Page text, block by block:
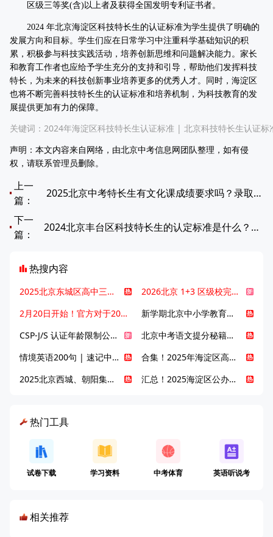
区级三等奖(含)以上者及获得全国发明专利证书者。
2024 年北京海淀区科技特长生的认证标准为学生提供了明确的
发展方向和目标。学生们应在日常学习中注重科学基础知识的积
累，积极参与科技实践活动，培养创新思维和问题解决能力。家长
和教育工作者也应给予学生充分的支持和引导，帮助他们发挥科技
特长，为未来的科技创新事业培养更多的优秀人才。同时，海淀区
也将不断完善科技特长生的认证标准和培养机制，为科技教育的发
展提供更加有力的保障。
关键词： 2024年海淀区科技特长生认证标准 | 北京科技特长生认证标
声明：本文内容来自网络，由北京中考信息网团队整理，如有侵
权，请联系管理员删除。
上一
篇：
2025北京中考特长生有文化课成绩要求吗？录取比例是多少？
下一
篇：
2024北京丰台区科技特长生的认定标准是什么？有哪些比赛信息？
热搜内容
2025北京东城区高中三大梯队高中有哪些？录取分数线是多少？
2026北京 1+3 区级校完整名单发布，13549 个名额该如何规划报考？
2月20日开始！官方对于2025年北京市中招体检问题解答！
新学期北京中小学教育八大变化全解析：学位、政策、教学等方面迎新变革
CSP-J/S 认证年龄限制公告发布，新规即日起实施！
北京中考语文提分秘籍！攻克 5000 易混易错字
情境英语200句 | 速记中考英语1600词
合集！2025年海淀区高中校情介绍
2025北京西城、朝阳集团校直升新动态
汇总！2025海淀区公办高中校情全解
热门工具
试卷下载 学习资料 中考体育 英语听说考
相关推荐